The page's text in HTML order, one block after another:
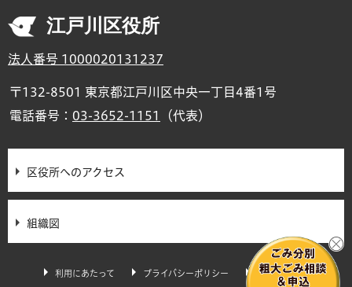
江戸川区役所
法人番号 1000020131237
〒132-8501 東京都江戸川区中央一丁目4番1号
電話番号： 03-3652-1151 （代表）
区役所へのアクセス
組織図
利用にあたって プライバシーポリシー サイトマップ